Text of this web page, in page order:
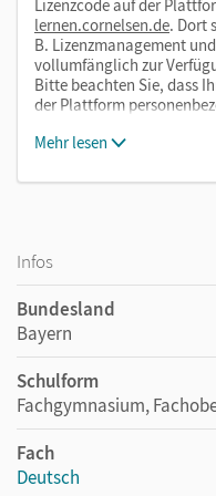
Lizenzcode auf der
lernen.cornelsen.de. Dort
B. Lizenzmanagement
vollumfänglich zur
Bitte beachten Sie, dass
der Plattform
Mehr lesen
Infos
Bundesland
Bayern
Schulform
Fachgymnasium,
Fach
Deutsch